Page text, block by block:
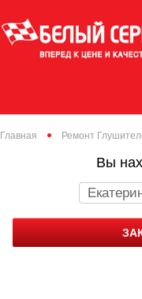
Главная Ремонт
Вы